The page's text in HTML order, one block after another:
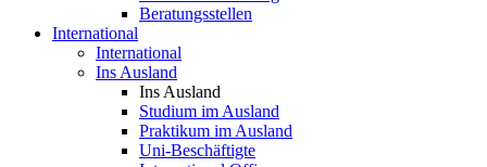
Beratungsstellen
International
International
Ins Ausland
Ins Ausland
Studium im Ausland
Praktikum im Ausland
Uni-Beschäftigte